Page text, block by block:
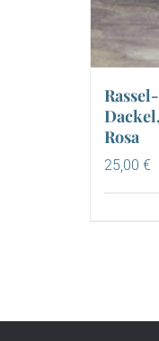
Rosa
25,00€